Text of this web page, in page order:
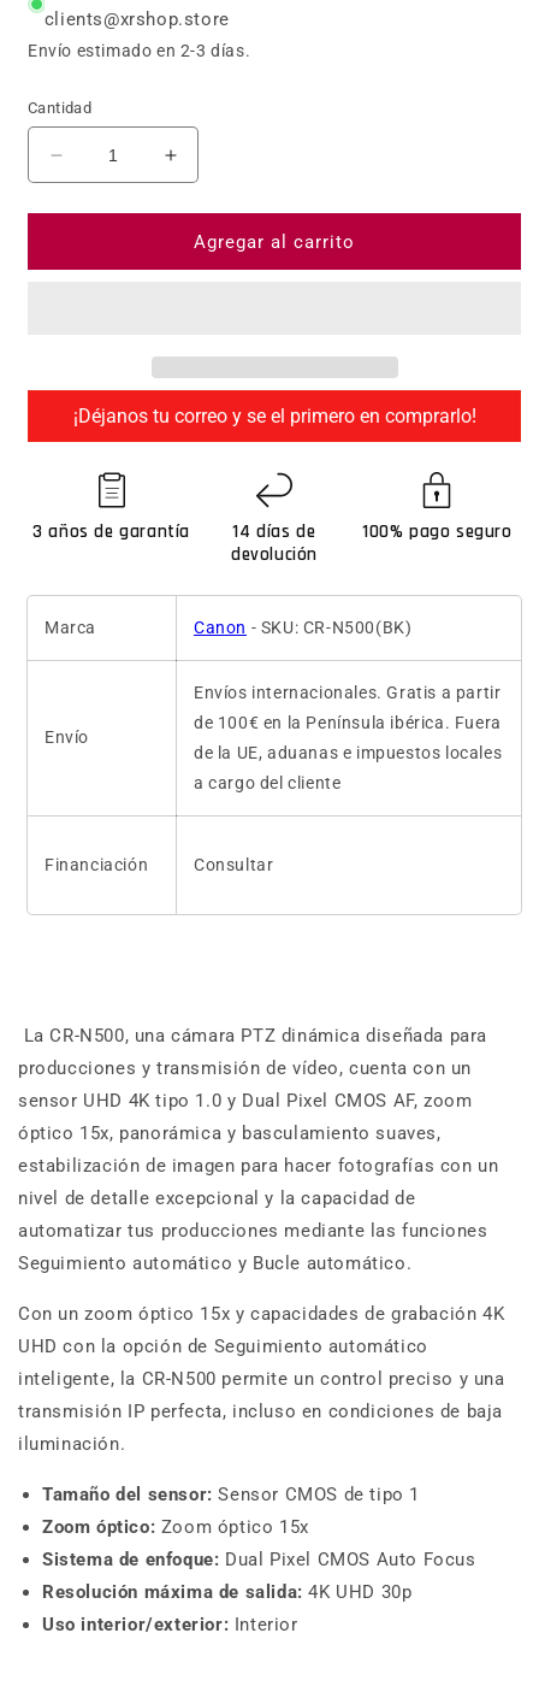
clients@xrshop.store
Envío estimado en 2-3 días.
Cantidad
Reducir cantidad para CANON CR-N500 with
Aumentar cantidad para CANON
Agregar al carrito
¡Déjanos tu correo y se el primero en comprarlo!
3 años de garantía
14 días de
devolución
100% pago seguro
Marca Canon - SKU: CR-N500(BK)
Envío
Envíos internacionales. Gratis a partir
de 100€ en la Península ibérica. Fuera
de la UE, aduanas e impuestos locales
a cargo del cliente
Financiación Consultar
La CR-N500, una cámara PTZ dinámica diseñada para
producciones y transmisión de vídeo, cuenta con un
sensor UHD 4K tipo 1.0 y Dual Pixel CMOS AF, zoom
óptico 15x, panorámica y basculamiento suaves,
estabilización de imagen para hacer fotografías con un
nivel de detalle excepcional y la capacidad de
automatizar tus producciones mediante las funciones
Seguimiento automático y Bucle automático.
Con un zoom óptico 15x y capacidades de grabación 4K
UHD con la opción de Seguimiento automático
inteligente, la CR-N500 permite un control preciso y una
transmisión IP perfecta, incluso en condiciones de baja
iluminación.
Tamaño del sensor:Sensor CMOS de tipo 1
Zoom óptico: Zoom óptico 15x
Sistema de enfoque: Dual Pixel CMOS Auto Focus
Resolución máxima de salida:4K UHD 30p
Uso interior/exterior: Interior